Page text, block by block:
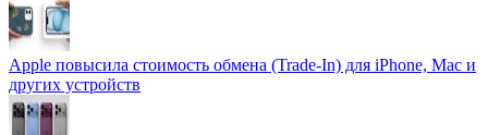
Apple повысила стоимость обмена (Trade-In) для iPhone, Mac и
других устройств